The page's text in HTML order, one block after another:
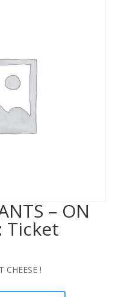
– ON
Ticket
CHEESE !